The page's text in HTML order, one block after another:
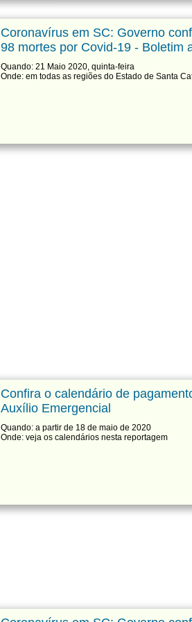
Coronavírus em SC: Governo
98 mortes por Covid-19 - Boletim
Quando: 21 Maio 2020, quinta-feira
Onde: em todas as regiões do Estado de Santa
Confira o calendário de
Auxílio Emergencial
Quando: a partir de 18 de maio de 2020
Onde: veja os calendários nesta reportagem